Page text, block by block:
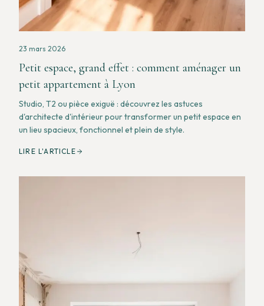
23 mars 2026
Petit espace, grand effet : comment aménager un
petit appartement à Lyon
Studio, T2 ou pièce exiguë : découvrez les astuces
d'architecte d'intérieur pour transformer un petit espace en
un lieu spacieux, fonctionnel et plein de style.
LIRE L'ARTICLE